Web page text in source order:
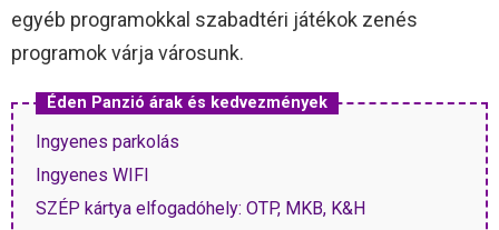
egyéb programokkal szabadtéri játékok zenés
programok várja városunk.
Éden Panzió árak és kedvezmények
Ingyenes parkolás
Ingyenes WIFI
SZÉP kártya elfogadóhely: OTP, MKB, K&H